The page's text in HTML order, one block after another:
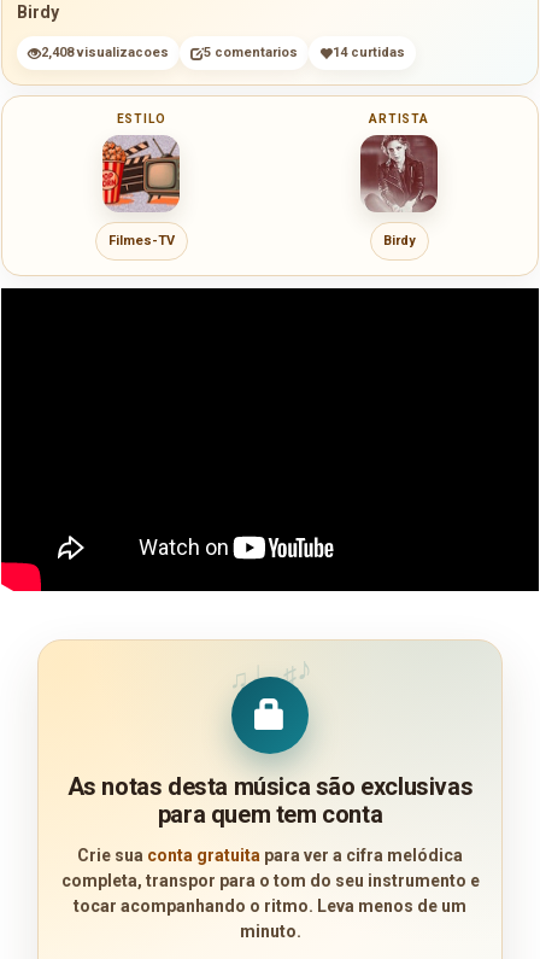
Birdy
2,408 visualizacoes 5 comentarios 14 curtidas
ESTILO
Filmes-TV
ARTISTA
Birdy
♫♩♯♪
As notas desta música são exclusivas
para quem tem conta
Crie sua conta gratuita para ver a cifra melódica
completa, transpor para o tom do seu instrumento e
tocar acompanhando o ritmo. Leva menos de um
minuto.